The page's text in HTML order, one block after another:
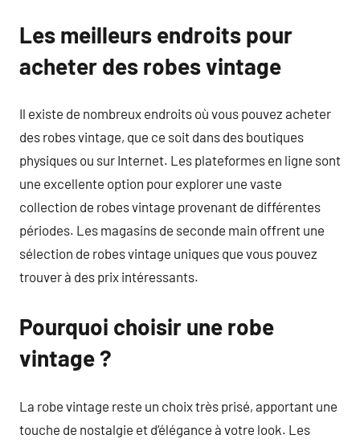
Les meilleurs endroits pour
acheter des robes vintage
Il existe de nombreux endroits où vous pouvez acheter
des robes vintage, que ce soit dans des boutiques
physiques ou sur Internet. Les plateformes en ligne sont
une excellente option pour explorer une vaste
collection de robes vintage provenant de différentes
périodes. Les magasins de seconde main offrent une
sélection de robes vintage uniques que vous pouvez
trouver à des prix intéressants.
Pourquoi choisir une robe
vintage ?
La robe vintage reste un choix très prisé, apportant une
touche de nostalgie et d’élégance à votre look. Les